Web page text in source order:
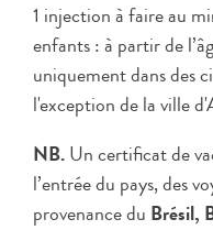
1 injection à faire au
enfants : à partir de
uniquement dans des
l'exception de la ville
NB.Un certificat de
l’entrée du pays, des
provenance du Brésil,